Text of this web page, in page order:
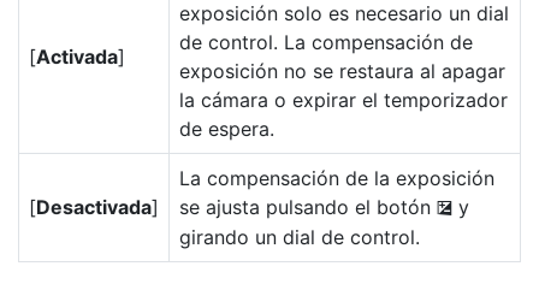
[Activada]
exposición solo es necesario un dial
de control. La compensación de
exposición no se restaura al apagar
la cámara o expirar el temporizador
de espera.
[Desactivada]
La compensación de la exposición
se ajusta pulsando el botón E y
girando un dial de control.